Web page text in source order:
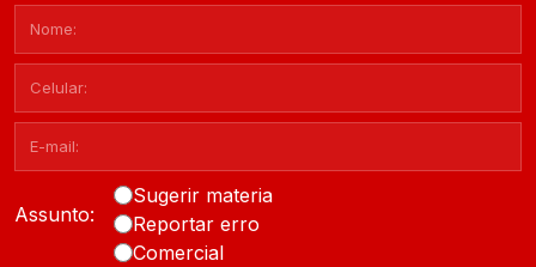
Assunto:
Sugerir materia
Reportar erro
Comercial